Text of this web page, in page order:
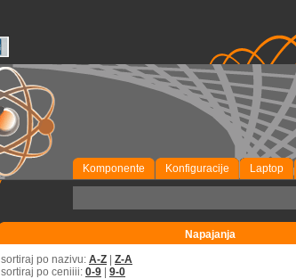
Komponente Konfiguracije Laptop
Napajanja
sortiraj po nazivu: A-Z
Z-A
sortiraj po ceniiii: 0-9 9-0